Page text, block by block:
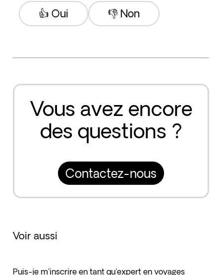
👎 Non
👍 Oui
Vous avez encore
des questions ?
Contactez-nous
Voir aussi
Puis-je m'inscrire en tant qu'expert en voyages